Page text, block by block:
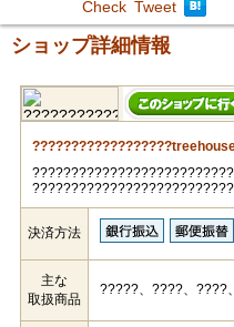
Check Tweet
ショップ詳細情報
決済方法
主な
取扱商品
?????、????、????